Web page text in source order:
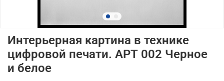
Интерьерная картина в технике
цифровой печати. АРТ 002 Черное
и белое